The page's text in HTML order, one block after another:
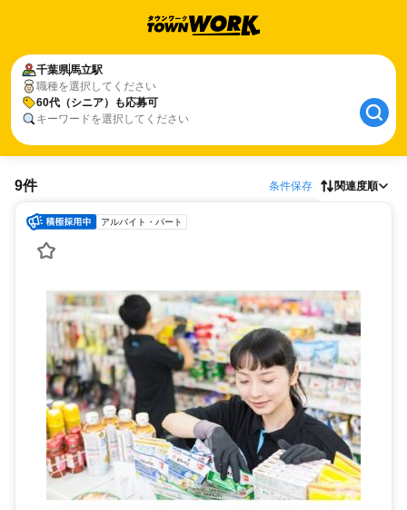
千葉県馬立駅
職種を選択してください
60代（シニア）も応募可
キーワードを選択してください
9件 条件保存 関連度順
アルバイト・パート